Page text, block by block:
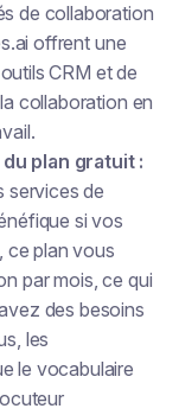
de collaboration
offrent une
CRM et de
collaboration en
plan gratuit :
services de
si vos
ce plan vous
par mois, ce qui
des besoins
les
le vocabulaire